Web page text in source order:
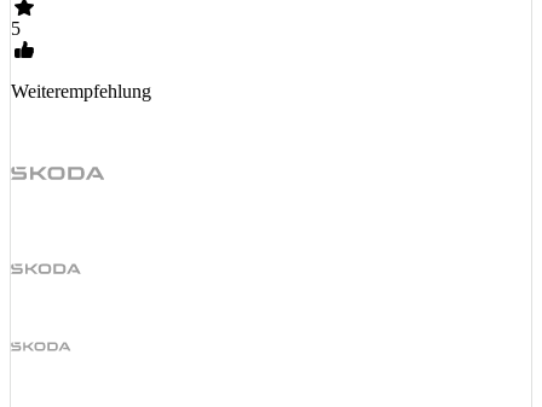
5
Weiterempfehlung